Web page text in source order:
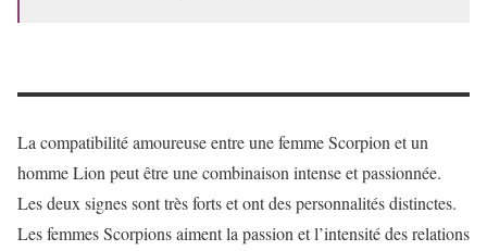
La compatibilité amoureuse entre une femme Scorpion et un
homme Lion peut être une combinaison intense et passionnée.
Les deux signes sont très forts et ont des personnalités distinctes.
Les femmes Scorpions aiment la passion et l’intensité des relations